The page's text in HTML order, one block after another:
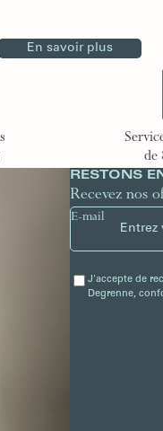
En savoir plus
de
RESTONS
Recevez nos
E-mail
J'accepte de
Degrenne,